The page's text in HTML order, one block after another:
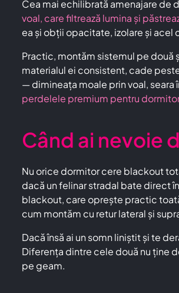
Cea mai echilibrată amenajare de
voal, care filtrează lumina și
ea și obții opacitate, izolare și acel
Practic, montăm sistemul pe două
materialul ei consistent, cade
— dimineața moale prin voal,
perdelele premium pentru dormitor
Când ai nevoie
Nu orice dormitor cere blackout
dacă un felinar stradal bate direct
blackout, care oprește practic
cum montăm cu retur lateral și
Dacă însă ai un somn liniștit și te
Diferența dintre cele două nu ține
pe geam.